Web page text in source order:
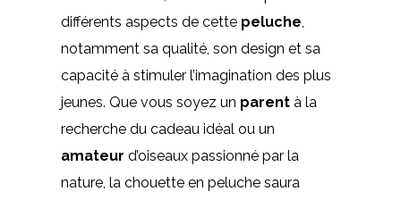
différents aspects de cette peluche,
notamment sa qualité, son design et sa
capacité à stimuler l’imagination des plus
jeunes. Que vous soyez un parent à la
recherche du cadeau idéal ou un
amateur d’oiseaux passionné par la
nature, la chouette en peluche saura